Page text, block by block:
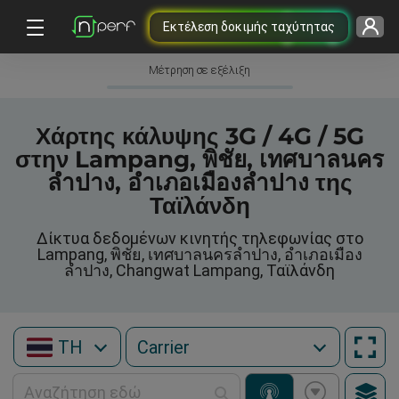
Εκτέλεση δοκιμής ταχύτητας
Μέτρηση σε εξέλιξη
Χάρτης κάλυψης 3G / 4G / 5G
στην Lampang, พิชัย, เทศบาลนคร
ลำปาง, อำเภอเมืองลำปาง της
Ταϊλάνδη
Δίκτυα δεδομένων κινητής τηλεφωνίας στο
Lampang, พิชัย, เทศบาลนครลำปาง, อำเภอเมือง
ลำปาง, Changwat Lampang, Ταϊλάνδη
TH